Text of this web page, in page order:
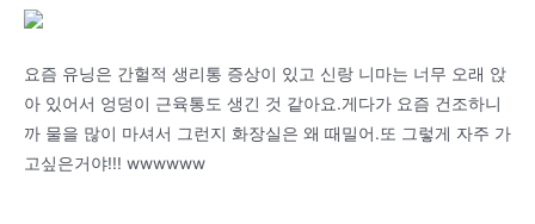
요즘 유닝은 간헐적 생리통 증상이 있고 신랑 니마는 너무 오래 앉
아 있어서 엉덩이 근육통도 생긴 것 같아요.게다가 요즘 건조하니
까 물을 많이 마셔서 그런지 화장실은 왜 때밀어.또 그렇게 자주 가
고싶은거야!!! wwwwww